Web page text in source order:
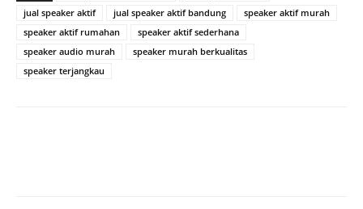
jual speaker aktif
jual speaker aktif bandung
speaker aktif murah
speaker aktif rumahan
speaker aktif sederhana
speaker audio murah
speaker murah berkualitas
speaker terjangkau